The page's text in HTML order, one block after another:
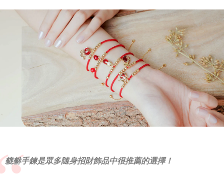
貔貅手鍊是眾多隨身招財飾品中很推薦的選擇！